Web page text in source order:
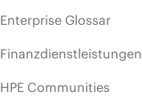
Enterprise Glossar
Finanzdienstleistungen
HPE Communities